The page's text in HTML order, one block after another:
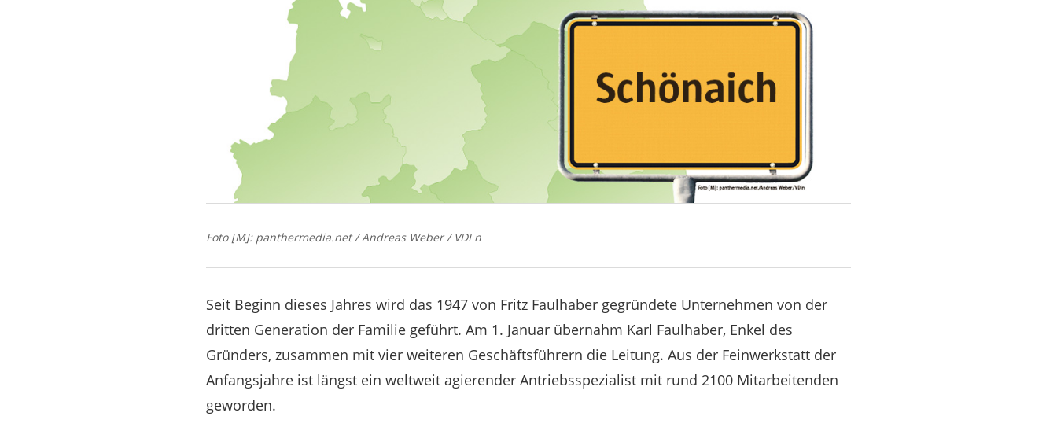
Foto [M]: panthermedia.net / Andreas Weber / VDI n
Seit Beginn dieses Jahres wird das 1947 von Fritz Faulhaber gegründete Unternehmen von der
dritten Generation der Familie geführt. Am 1. Januar übernahm Karl Faulhaber, Enkel des
Gründers, zusammen mit vier weiteren Geschäftsführern die Leitung. Aus der Feinwerkstatt der
Anfangsjahre ist längst ein weltweit agierender Antriebsspezialist mit rund 2100 Mitarbeitenden
geworden.